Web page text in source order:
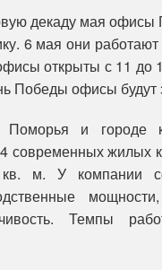
декаду мая офисы
6 мая они
открыты с 11 до
Победы офисы будут
и городе
современных
м. У компании
Темпы